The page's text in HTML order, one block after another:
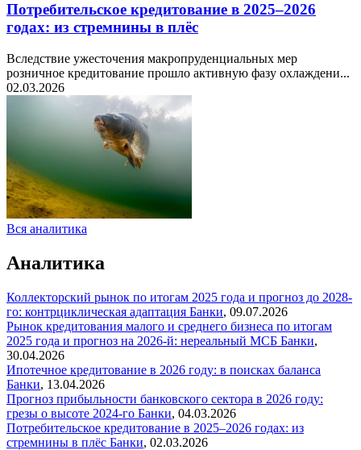
Потребительское кредитование в 2025–2026
годах: из стремнины в плёс
Вследствие ужесточения макропруденциальных мер
розничное кредитование прошло активную фазу охлаждени...
02.03.2026
Вся аналитика
Аналитика
Коллекторский рынок по итогам 2025 года и прогноз до 2028-
го: контрциклическая адаптация Банки, 09.07.2026
Рынок кредитования малого и среднего бизнеса по итогам
2025 года и прогноз на 2026-й: нереальный МСБ Банки,
30.04.2026
Ипотечное кредитование в 2026 году: в поисках баланса
Банки, 13.04.2026
Прогноз прибыльности банковского сектора в 2026 году:
грезы о высоте 2024-го Банки, 04.03.2026
Потребительское кредитование в 2025–2026 годах: из
стремнины в плёс Банки, 02.03.2026